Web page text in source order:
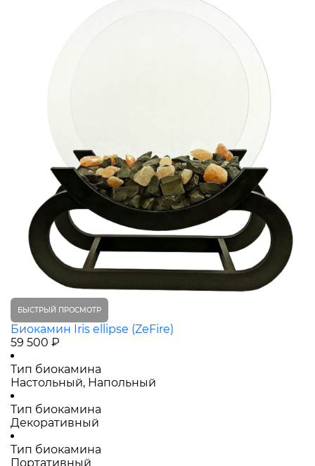
БЫСТРЫЙ ПРОСМОТР
Биокамин Iris ellipse (ZeFire)
59 500 ₽
Тип биокамина
Настольный, Напольный
Тип биокамина
Декоративный
Тип биокамина
Портативный